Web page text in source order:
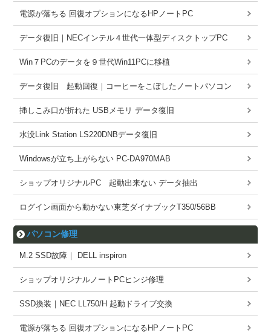
電源が落ちる 回復オプションになるHPノートPC
データ復旧｜NECインテル４世代一体型ディスクトップPC
Win７PCのデータを９世代Win11PCに移植
データ復旧 起動回復｜コーヒーをこぼしたノートパソコン
挿しこみ口が折れた USBメモリ データ復旧
水没Link Station LS220DNBデータ復旧
Windowsが立ち上がらない PC-DA970MAB
ショップオリジナルPC 起動出来ない データ抽出
ログイン画面から動かない東芝ダイナブックT350/56BB
パソコン修理
M.2 SSD故障｜ DELL inspiron
ショップオリジナルノートPCヒンジ修理
SSD換装｜NEC LL750/H 起動ドライブ交換
電源が落ちる 回復オプションになるHPノートPC